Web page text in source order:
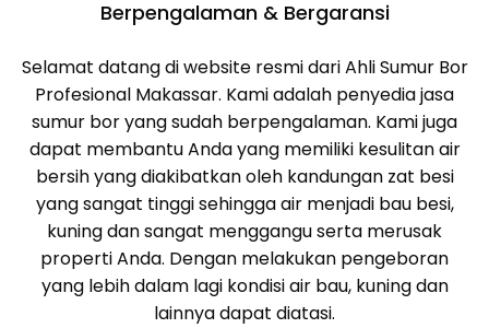
Berpengalaman & Bergaransi
Selamat datang di website resmi dari Ahli Sumur Bor
Profesional Makassar. Kami adalah penyedia jasa
sumur bor yang sudah berpengalaman. Kami juga
dapat membantu Anda yang memiliki kesulitan air
bersih yang diakibatkan oleh kandungan zat besi
yang sangat tinggi sehingga air menjadi bau besi,
kuning dan sangat menggangu serta merusak
properti Anda. Dengan melakukan pengeboran
yang lebih dalam lagi kondisi air bau, kuning dan
lainnya dapat diatasi.